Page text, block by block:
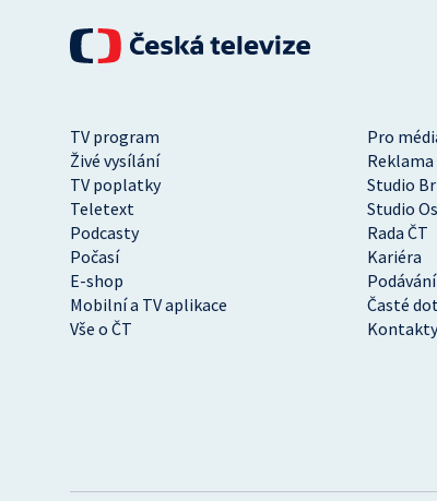
TV program
Pro
Živé vysílání
Reklama
TV poplatky
Studio
Teletext
Studio
Podcasty
Rada ČT
Počasí
Kariéra
E-shop
Mobilní a TV aplikace
Časté
Vše o ČT
Kontakty